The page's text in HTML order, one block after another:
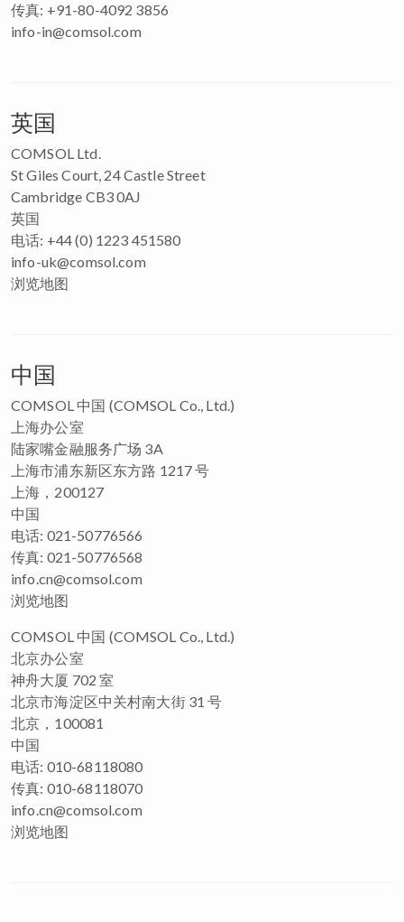
传真: +91-80-4092 3856
info-in@comsol.com
英国
COMSOL Ltd.
St Giles Court, 24 Castle Street
Cambridge CB3 0AJ
英国
电话: +44 (0) 1223 451580
info-uk@comsol.com
浏览地图
中国
COMSOL 中国 (COMSOL Co., Ltd.)
上海办公室
陆家嘴金融服务广场 3A
上海市浦东新区东方路 1217 号
上海，200127
中国
电话: 021-50776566
传真: 021-50776568
info.cn@comsol.com
浏览地图
COMSOL 中国 (COMSOL Co., Ltd.)
北京办公室
神舟大厦 702 室
北京市海淀区中关村南大街 31 号
北京，100081
中国
电话: 010-68118080
传真: 010-68118070
info.cn@comsol.com
浏览地图